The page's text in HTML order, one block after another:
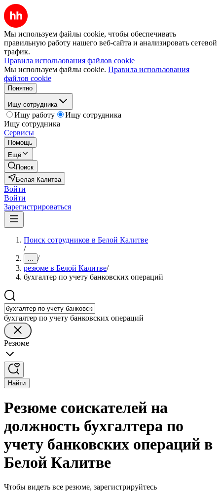
Мы используем файлы cookie, чтобы обеспечивать
правильную работу нашего веб-сайта и анализировать сетевой
трафик.
Правила использования файлов cookie
Мы используем файлы cookie. Правила использования
файлов cookie
Понятно
Ищу сотрудника
Ищу работу
Ищу сотрудника
Ищу сотрудника
Сервисы
Помощь
Ещё
Поиск
Белая Калитва
Войти
Войти
Зарегистрироваться
Поиск сотрудников в Белой Калитве
/
... /
резюме в Белой Калитве/
бухгалтер по учету банковских операций
бухгалтер по учету банковских операций
Резюме
Найти
Резюме соискателей на
должность бухгалтера по
учету банковских операций в
Белой Калитве
Чтобы видеть все резюме, зарегистрируйтесь